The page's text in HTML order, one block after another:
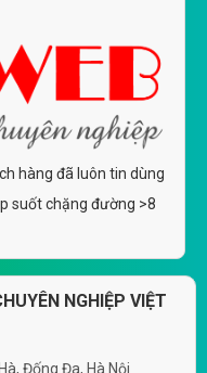
hàng đã luôn tin dùng
suốt chặng đường >8
NGHIỆP VIỆT
Đống Đa, Hà Nội